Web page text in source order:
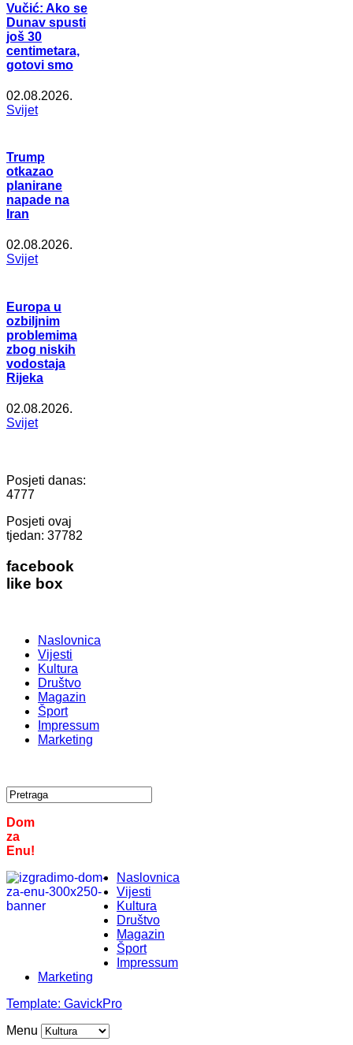
Vučić: Ako se
Dunav spusti
još 30
centimetara,
gotovi smo
02.08.2026.
Svijet
Trump
otkazao
planirane
napade na
Iran
02.08.2026.
Svijet
Europa u
ozbiljnim
problemima
zbog niskih
vodostaja
Rijeka
02.08.2026.
Svijet
Posjeti danas:
4777
Posjeti ovaj
tjedan: 37782
facebook
like box
Naslovnica
Vijesti
Kultura
Društvo
Magazin
Šport
Impressum
Marketing
Dom
za
Enu!
Naslovnica
Vijesti
Kultura
Društvo
Magazin
Šport
Impressum
Marketing
Template: GavickPro
Menu